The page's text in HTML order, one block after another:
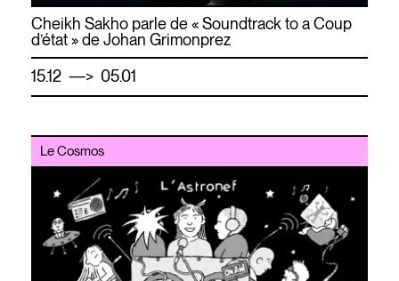
Cheikh Sakho parle de « Soundtrack to a Coup
d’état » de Johan Grimonprez
15.12 —> 05.01
Le Cosmos